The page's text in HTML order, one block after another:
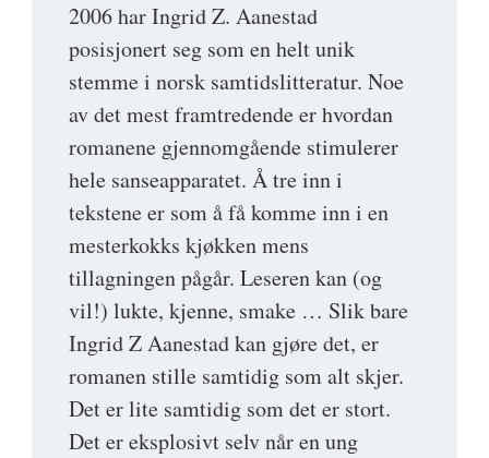
2006 har Ingrid Z. Aanestad
posisjonert seg som en helt unik
stemme i norsk samtidslitteratur. Noe
av det mest framtredende er hvordan
romanene gjennomgående stimulerer
hele sanseapparatet. Å tre inn i
tekstene er som å få komme inn i en
mesterkokks kjøkken mens
tillagningen pågår. Leseren kan (og
vil!) lukte, kjenne, smake … Slik bare
Ingrid Z Aanestad kan gjøre det, er
romanen stille samtidig som alt skjer.
Det er lite samtidig som det er stort.
Det er eksplosivt selv når en ung